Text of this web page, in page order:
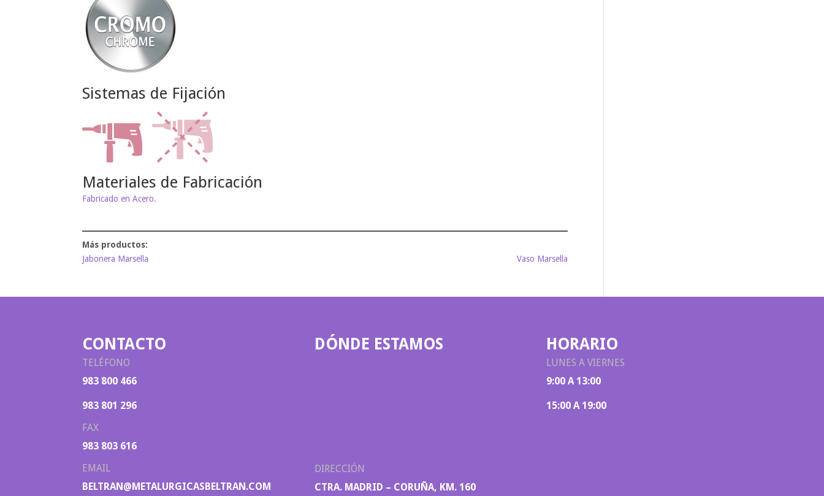
Sistemas de Fijación
Materiales de Fabricación
Fabricado en Acero.
Jabonera Marsella Vaso Marsella
CONTACTO
TELÉFONO
983 800 466
983 801 296
FAX
983 803 616
EMAIL
BELTRAN@METALURGICASBELTRAN.COM
DÓNDE ESTAMOS
DIRECCIÓN
CTRA. MADRID – CORUÑA, KM. 160
HORARIO
LUNES A VIERNES
9:00 A 13:00
15:00 A 19:00